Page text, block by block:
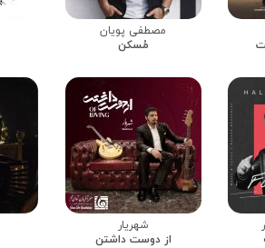
مصطفی پویان
مُسکن
شهریار
از دوست داشتن